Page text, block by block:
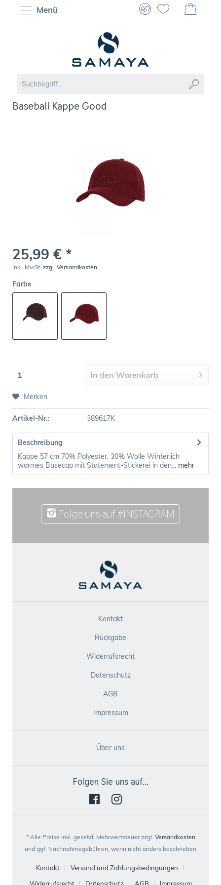
Menü
Baseball Kappe Good
25,99 € *
inkl. MwSt. zzgl. Versandkosten
Farbe
In den Warenkorb
Merken
Artikel-Nr.: 389617K
Beschreibung
Kappe 57 cm 70% Polyester, 30% Wolle Winterlich
warmes Basecap mit Statement-Stickerei in den... mehr
Folge uns auf #INSTAGRAM
Kontakt
Rückgabe
Widerrufsrecht
Datenschutz
AGB
Impressum
Über uns
Folgen Sie uns auf...
* Alle Preise inkl. gesetzl. Mehrwertsteuer zzgl. Versandkosten
und ggf. Nachnahmegebühren, wenn nicht anders beschrieben
Kontakt
Versand und Zahlungsbedingungen